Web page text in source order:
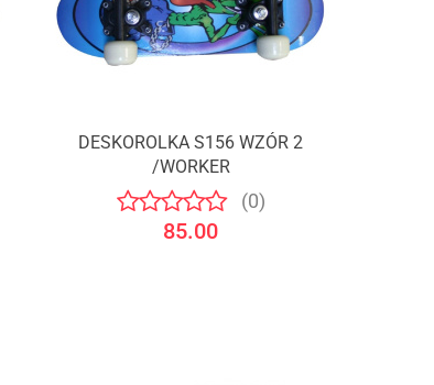
DESKOROLKA S156 WZÓR 2
/WORKER
(0)
85.00